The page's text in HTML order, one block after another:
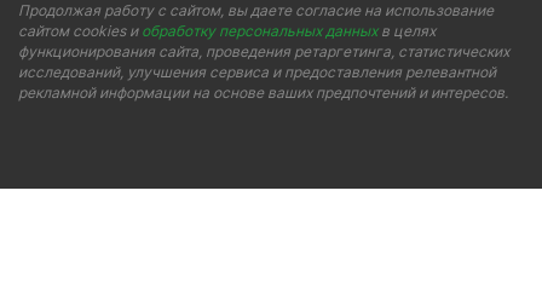
Продолжая работу с сайтом, вы даете согласие на использование
сайтом cookies и обработку персональных данныхв целях
функционирования сайта, проведения ретаргетинга, статистических
исследований, улучшения сервиса и предоставления релевантной
рекламной информации на основе ваших предпочтений и интересов.